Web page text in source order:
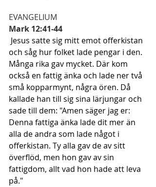
EVANGELIUM
Mark 12:41-44
Jesus satte sig mitt emot offerkistan
och såg hur folket lade pengar i den.
Många rika gav mycket. Där kom
också en fattig änka och lade ner två
små kopparmynt, några ören. Då
kallade han till sig sina lärjungar och
sade till dem: "Amen säger jag er:
Denna fattiga änka lade dit mer än
alla de andra som lade något i
offerkistan. Ty alla gav de av sitt
överflöd, men hon gav av sin
fattigdom, allt vad hon hade att leva
på."